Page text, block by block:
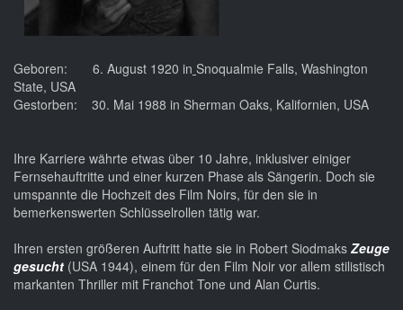
Geboren: 6. August 1920 in Snoqualmie Falls, Washington
State, USA
Gestorben: 30. Mai 1988 in Sherman Oaks, Kalifornien, USA
Ihre Karriere währte etwas über 10 Jahre, inklusiver einiger
Fernsehauftritte und einer kurzen Phase als Sängerin. Doch sie
umspannte die Hochzeit des Film Noirs, für den sie in
bemerkenswerten Schlüsselrollen tätig war.
Ihren ersten größeren Auftritt hatte sie in Robert Siodmaks Zeuge
gesucht (USA 1944), einem für den Film Noir vor allem stilistisch
markanten Thriller mit Franchot Tone und Alan Curtis.